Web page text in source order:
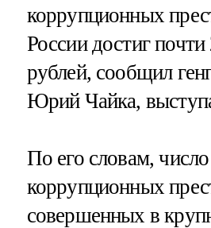
коррупционных
России достиг
рублей, сообщил
Юрий Чайка,
По его словам, число
коррупционных
совершенных в